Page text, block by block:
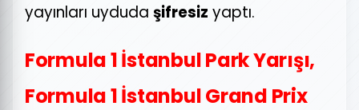
yayınları uyduda şifresiz yaptı.
Formula 1 İstanbul Park Yarışı,
Formula 1 İstanbul Grand Prix